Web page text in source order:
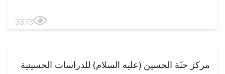
3373
مركز جنّة الحسين (عليه السلام) للدراسات الحسينية